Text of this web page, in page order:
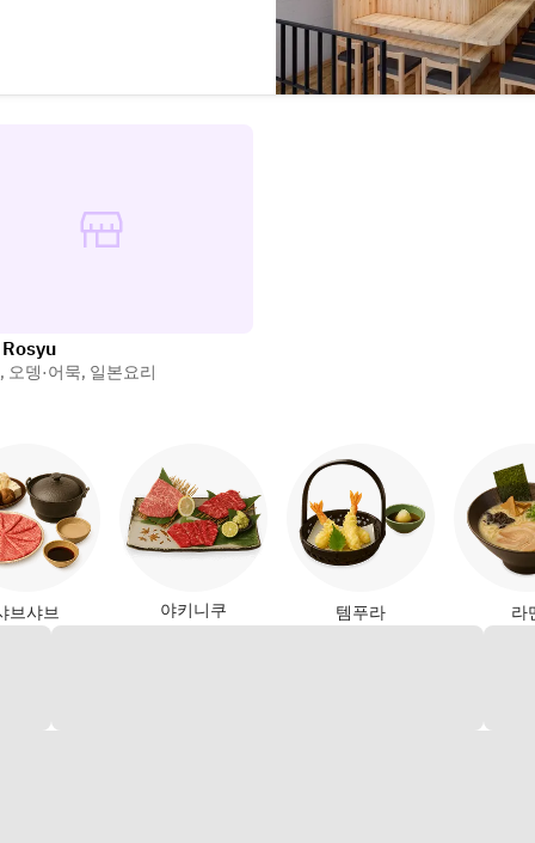
, 오뎅·어묵, 일본요리
브샤브 야키니쿠 템푸라 라